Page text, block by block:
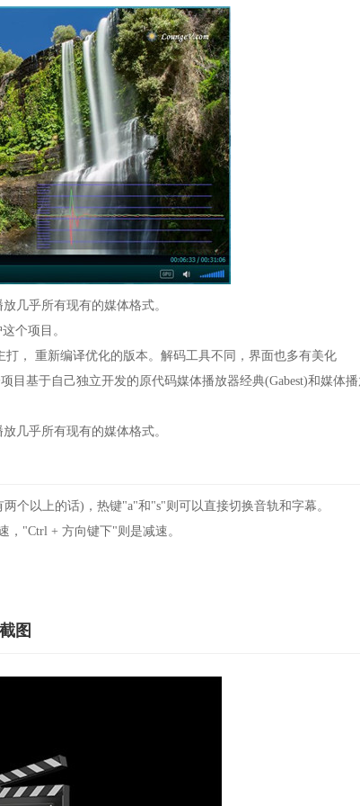
几乎所有现有的媒体格式。
个项目。
， 重新编译优化的版本。解码工具不同，界面也多有美化
基于自己独立开发的原代码媒体播放器经典(Gabest)和媒体
几乎所有现有的媒体格式。
以上的话)，热键"a"和"s"则可以直接切换音轨和字幕。
"Ctrl + 方向键下"则是减速。
图